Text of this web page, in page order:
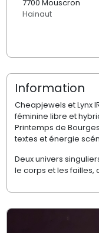
7700 Mouscron
Hainaut
Information
Cheapjewels et Lynx
féminine libre et
Printemps de
textes et énergie
Deux univers
le corps et les failles,